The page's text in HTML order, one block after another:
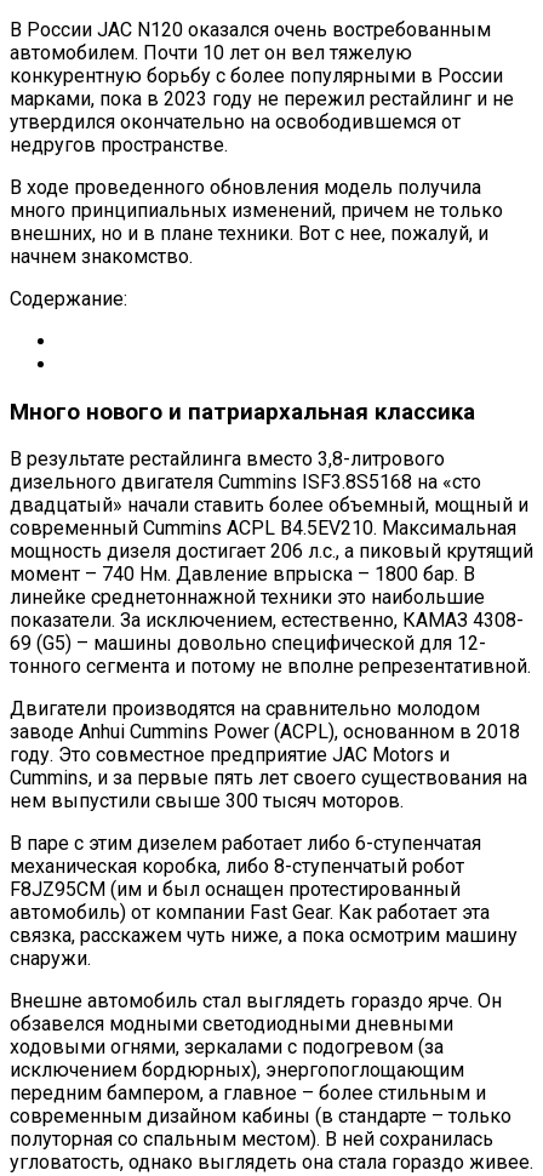
В России JAC N120 оказался очень востребованным
автомобилем. Почти 10 лет он вел тяжелую
конкурентную борьбу с более популярными в России
марками, пока в 2023 году не пережил рестайлинг и не
утвердился окончательно на освободившемся от
недругов пространстве.
В ходе проведенного обновления модель получила
много принципиальных изменений, причем не только
внешних, но и в плане техники. Вот с нее, пожалуй, и
начнем знакомство.
Содержание:
Много нового и патриархальная классика
В результате рестайлинга вместо 3,8-литрового
дизельного двигателя Cummins ISF3.8S5168 на «сто
двадцатый» начали ставить более объемный, мощный и
современный Cummins ACPL В4.5EV210. Максимальная
мощность дизеля достигает 206 л.с., а пиковый крутящий
момент – 740 Нм. Давление впрыска – 1800 бар. В
линейке среднетоннажной техники это наибольшие
показатели. За исключением, естественно, КАМАЗ 4308-
69 (G5) – машины довольно специфической для 12-
тонного сегмента и потому не вполне репрезентативной.
Двигатели производятся на сравнительно молодом
заводе Anhui Cummins Power (ACPL), основанном в 2018
году. Это совместное предприятие JAC Motors и
Cummins, и за первые пять лет своего существования на
нем выпустили свыше 300 тысяч моторов.
В паре с этим дизелем работает либо 6-ступенчатая
механическая коробка, либо 8-ступенчатый робот
F8JZ95CM (им и был оснащен протестированный
автомобиль) от компании Fast Gear. Как работает эта
связка, расскажем чуть ниже, а пока осмотрим машину
снаружи.
Внешне автомобиль стал выглядеть гораздо ярче. Он
обзавелся модными светодиодными дневными
ходовыми огнями, зеркалами с подогревом (за
исключением бордюрных), энергопоглощающим
передним бампером, а главное – более стильным и
современным дизайном кабины (в стандарте – только
полуторная со спальным местом). В ней сохранилась
угловатость, однако выглядеть она стала гораздо живее.